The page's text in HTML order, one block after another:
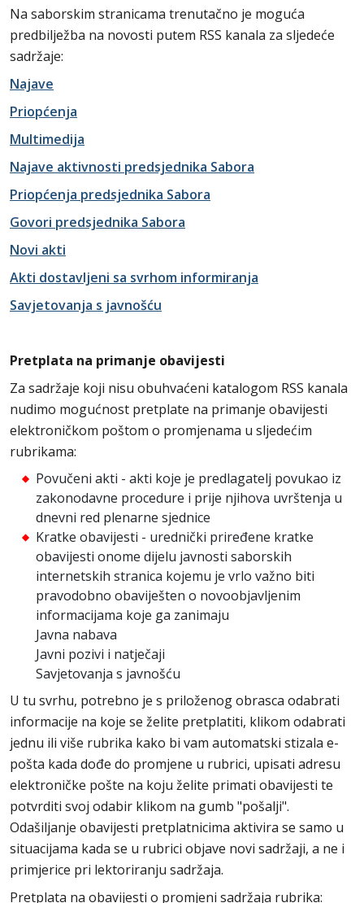
Na saborskim stranicama trenutačno je moguća
predbilježba na novosti putem RSS kanala za sljedeće
sadržaje:
Najave
Priopćenja
Multimedija
Najave aktivnosti predsjednika Sabora
Priopćenja predsjednika Sabora
Govori predsjednika Sabora
Novi akti
Akti dostavljeni sa svrhom informiranja
Savjetovanja s javnošću
Pretplata na primanje obavijesti
Za sadržaje koji nisu obuhvaćeni katalogom RSS kanala
nudimo mogućnost pretplate na primanje obavijesti
elektroničkom poštom o promjenama u sljedećim
rubrikama:
Povučeni akti - akti koje je predlagatelj povukao iz
zakonodavne procedure i prije njihova uvrštenja u
dnevni red plenarne sjednice
Kratke obavijesti - urednički priređene kratke
obavijesti onome dijelu javnosti saborskih
internetskih stranica kojemu je vrlo važno biti
pravodobno obaviješten o novoobjavljenim
informacijama koje ga zanimaju
Javna nabava
Javni pozivi i natječaji
Savjetovanja s javnošću
U tu svrhu, potrebno je s priloženog obrasca odabrati
informacije na koje se želite pretplatiti, klikom odabrati
jednu ili više rubrika kako bi vam automatski stizala e-
pošta kada dođe do promjene u rubrici, upisati adresu
elektroničke pošte na koju želite primati obavijesti te
potvrditi svoj odabir klikom na gumb "pošalji".
Odašiljanje obavijesti pretplatnicima aktivira se samo u
situacijama kada se u rubrici objave novi sadržaji, a ne i
primjerice pri lektoriranju sadržaja.
Pretplata na obavijesti o promjeni sadržaja rubrika: